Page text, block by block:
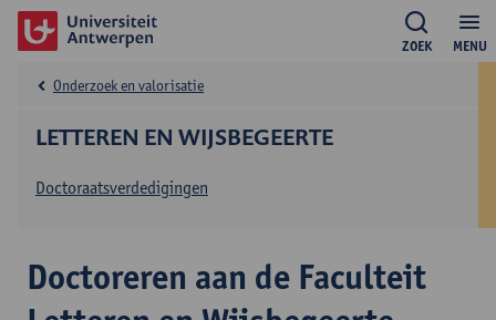
MENU
ZOEK
LETTEREN EN WIJSBEGEERTE
Onderzoek en valorisatie
Doctoraatsverdedigingen
Doctoreren aan de Faculteit